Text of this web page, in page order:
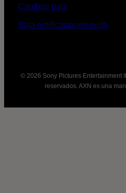
Cambiar país
Baja notificaciones push
© 2026 Sony Pictures Entertainment
reservados. AXN es una